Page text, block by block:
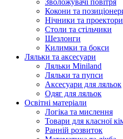
Зволожувачі повітря
Кокони та
Нічники та проектори
Столи та стільчики
Шезлонги
Килимки та бокси
Ляльки та аксесуари
Ляльки Miniland
Ляльки та пупси
Аксесуари для ляльок
Одяг для ляльок
Освітні матеріали
Логіка та мислення
Товари для класної
Ранній розвиток